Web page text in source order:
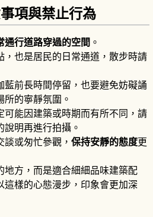
項與禁止行為
通行道路穿過的空間 。
，也是居民的日常通道，散步時請
前長時間停留，也要避免妨礙誦
的寧靜氛圍。
可能因建築或時期而有所不同，請
明再進行拍攝。
或匆忙參觀， 保持安靜的態度更
地方，而是適合細細品味建築配
這樣的心態漫步，印象會更加深